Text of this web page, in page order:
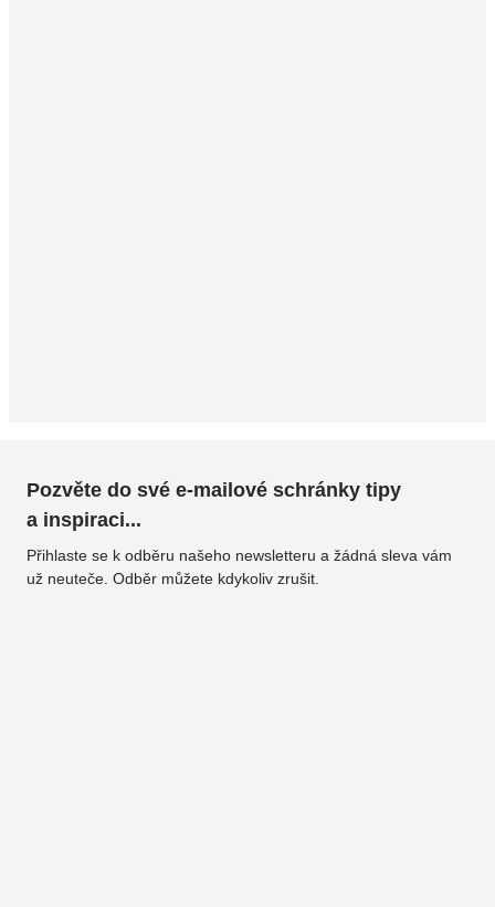
Pozvěte do své e-mailové schránky tipy
a inspiraci...
Přihlaste se k odběru našeho newsletteru a žádná sleva vám
už neuteče. Odběr můžete kdykoliv zrušit.